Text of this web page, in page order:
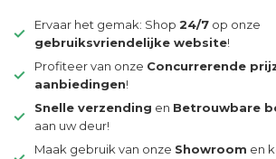
Ervaar het gemak: Shop 24/7 op onze
gebruiksvriendelijke website!
Profiteer van onze Concurrerende
aanbiedingen!
Snelle verzending en Betrouwbare
aan uw deur!
Maak gebruik van onze Showroom en